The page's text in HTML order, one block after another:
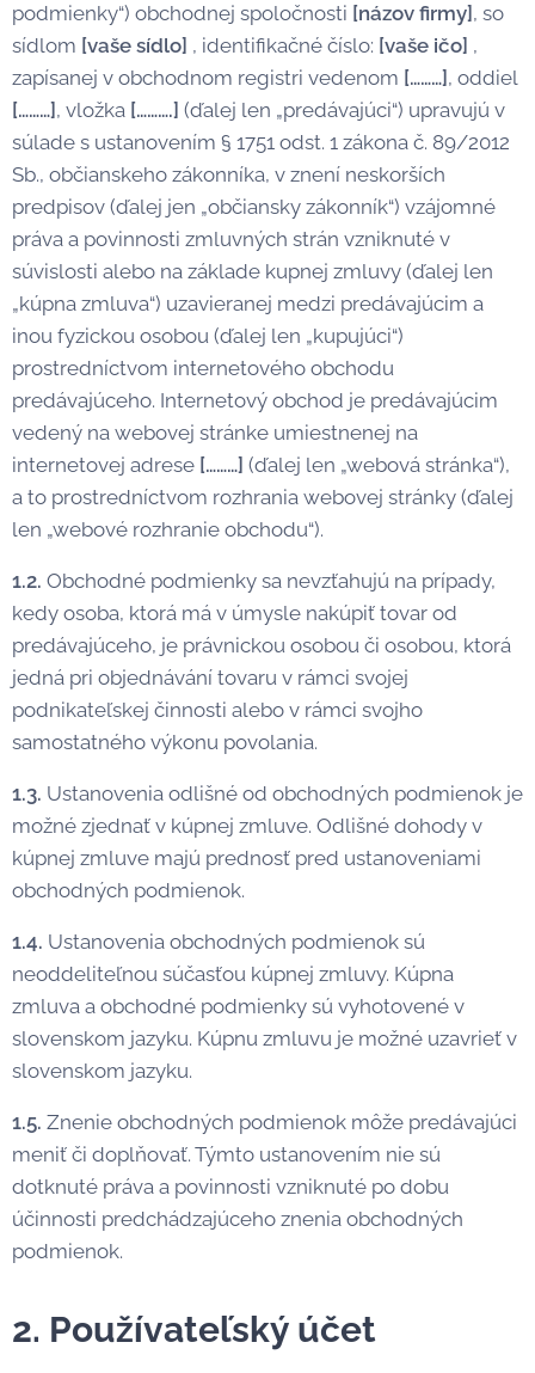
podmienky“) obchodnej spoločnosti [názov firmy] , so
sídlom [vaše sídlo] , identifikačné číslo: [vaše ičo] ,
zapísanej v obchodnom registri vedenom [………] , oddiel
[………] , vložka [……….] (ďalej len „predávajúci“) upravujú v
súlade s ustanovením § 1751 odst. 1 zákona č. 89/2012
Sb., občianskeho zákonníka, v znení neskorších
predpisov (ďalej jen „občiansky zákonník“) vzájomné
práva a povinnosti zmluvných strán vzniknuté v
súvislosti alebo na základe kupnej zmluvy (ďalej len
„kúpna zmluva“) uzavieranej medzi predávajúcim a
inou fyzickou osobou (ďalej len „kupujúci“)
prostredníctvom internetového obchodu
predávajúceho. Internetový obchod je predávajúcim
vedený na webovej stránke umiestnenej na
internetovej adrese [………] (ďalej len „webová stránka“),
a to prostredníctvom rozhrania webovej stránky (ďalej
len „webové rozhranie obchodu“).
1.2. Obchodné podmienky sa nevzťahujú na prípady,
kedy osoba, ktorá má v úmysle nakúpiť tovar od
predávajúceho, je právnickou osobou či osobou, ktorá
jedná pri objednávání tovaru v rámci svojej
podnikateľskej činnosti alebo v rámci svojho
samostatného výkonu povolania.
1.3. Ustanovenia odlišné od obchodných podmienok je
možné zjednať v kúpnej zmluve. Odlišné dohody v
kúpnej zmluve majú prednosť pred ustanoveniami
obchodných podmienok.
1.4. Ustanovenia obchodných podmienok sú
neoddeliteľnou súčasťou kúpnej zmluvy. Kúpna
zmluva a obchodné podmienky sú vyhotovené v
slovenskom jazyku. Kúpnu zmluvu je možné uzavrieť v
slovenskom jazyku.
1.5. Znenie obchodných podmienok môže predávajúci
meniť či doplňovať. Týmto ustanovením nie sú
dotknuté práva a povinnosti vzniknuté po dobu
účinnosti predchádzajúceho znenia obchodných
podmienok.
2. Používateľský účet